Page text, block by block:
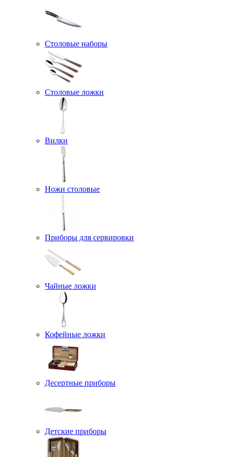
Столовые наборы
Столовые ложки
Вилки
Ножи столовые
Приборы для сервировки
Чайные ложки
Кофейные ложки
Десертные приборы
Детские приборы